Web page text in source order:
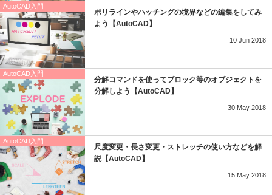
AutoCAD入門
ポリラインやハッチングの境界などの編集をしてみ
よう【AutoCAD】
10 Jun 2018
AutoCAD入門
分解コマンドを使ってブロック等のオブジェクトを
分解しよう【AutoCAD】
30 May 2018
AutoCAD入門
尺度変更・長さ変更・ストレッチの使い方などを解
説【AutoCAD】
15 May 2018